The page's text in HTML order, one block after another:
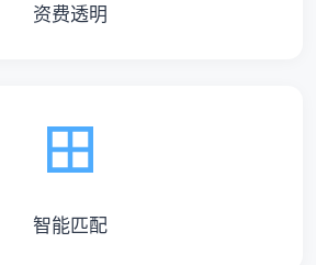
资费透明
智能匹配